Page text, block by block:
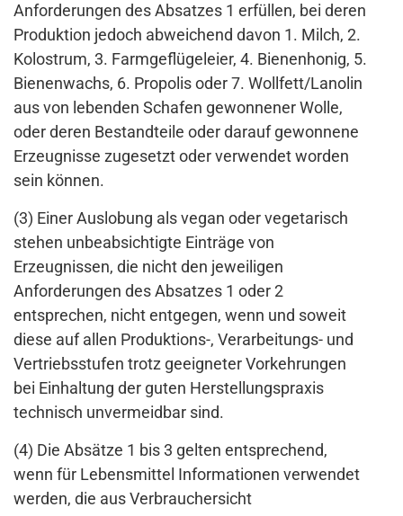
Anforderungen des Absatzes 1 erfüllen, bei deren
Produktion jedoch abweichend davon 1. Milch, 2.
Kolostrum, 3. Farmgeflügeleier, 4. Bienenhonig, 5.
Bienenwachs, 6. Propolis oder 7. Wollfett/Lanolin
aus von lebenden Schafen gewonnener Wolle,
oder deren Bestandteile oder darauf gewonnene
Erzeugnisse zugesetzt oder verwendet worden
sein können.
(3) Einer Auslobung als vegan oder vegetarisch
stehen unbeabsichtigte Einträge von
Erzeugnissen, die nicht den jeweiligen
Anforderungen des Absatzes 1 oder 2
entsprechen, nicht entgegen, wenn und soweit
diese auf allen Produktions-, Verarbeitungs- und
Vertriebsstufen trotz geeigneter Vorkehrungen
bei Einhaltung der guten Herstellungspraxis
technisch unvermeidbar sind.
(4) Die Absätze 1 bis 3 gelten entsprechend,
wenn für Lebensmittel Informationen verwendet
werden, die aus Verbrauchersicht